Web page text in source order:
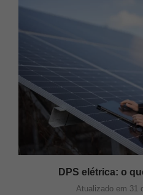
DPS elétrica: o
Atualizado em 31